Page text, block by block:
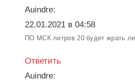
Auindre:
22.01.2021 в 04:58
ПО МСК литров 20 будет жрать
Ответить
Auindre: